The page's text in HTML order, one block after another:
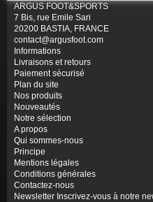
ARGUS FOOT&SPORTS
7 Bis, rue Emile Sari
20200 BASTIA, FRANCE
contact@argusfoot.com
Informations
Livraisons et retours
Paiement sécurisé
Plan du site
Nos produits
Nouveautés
Notre sélection
A propos
Qui sommes-nous
Principe
Mentions légales
Conditions générales
Contactez-nous
Newsletter Inscrivez-vous à notre